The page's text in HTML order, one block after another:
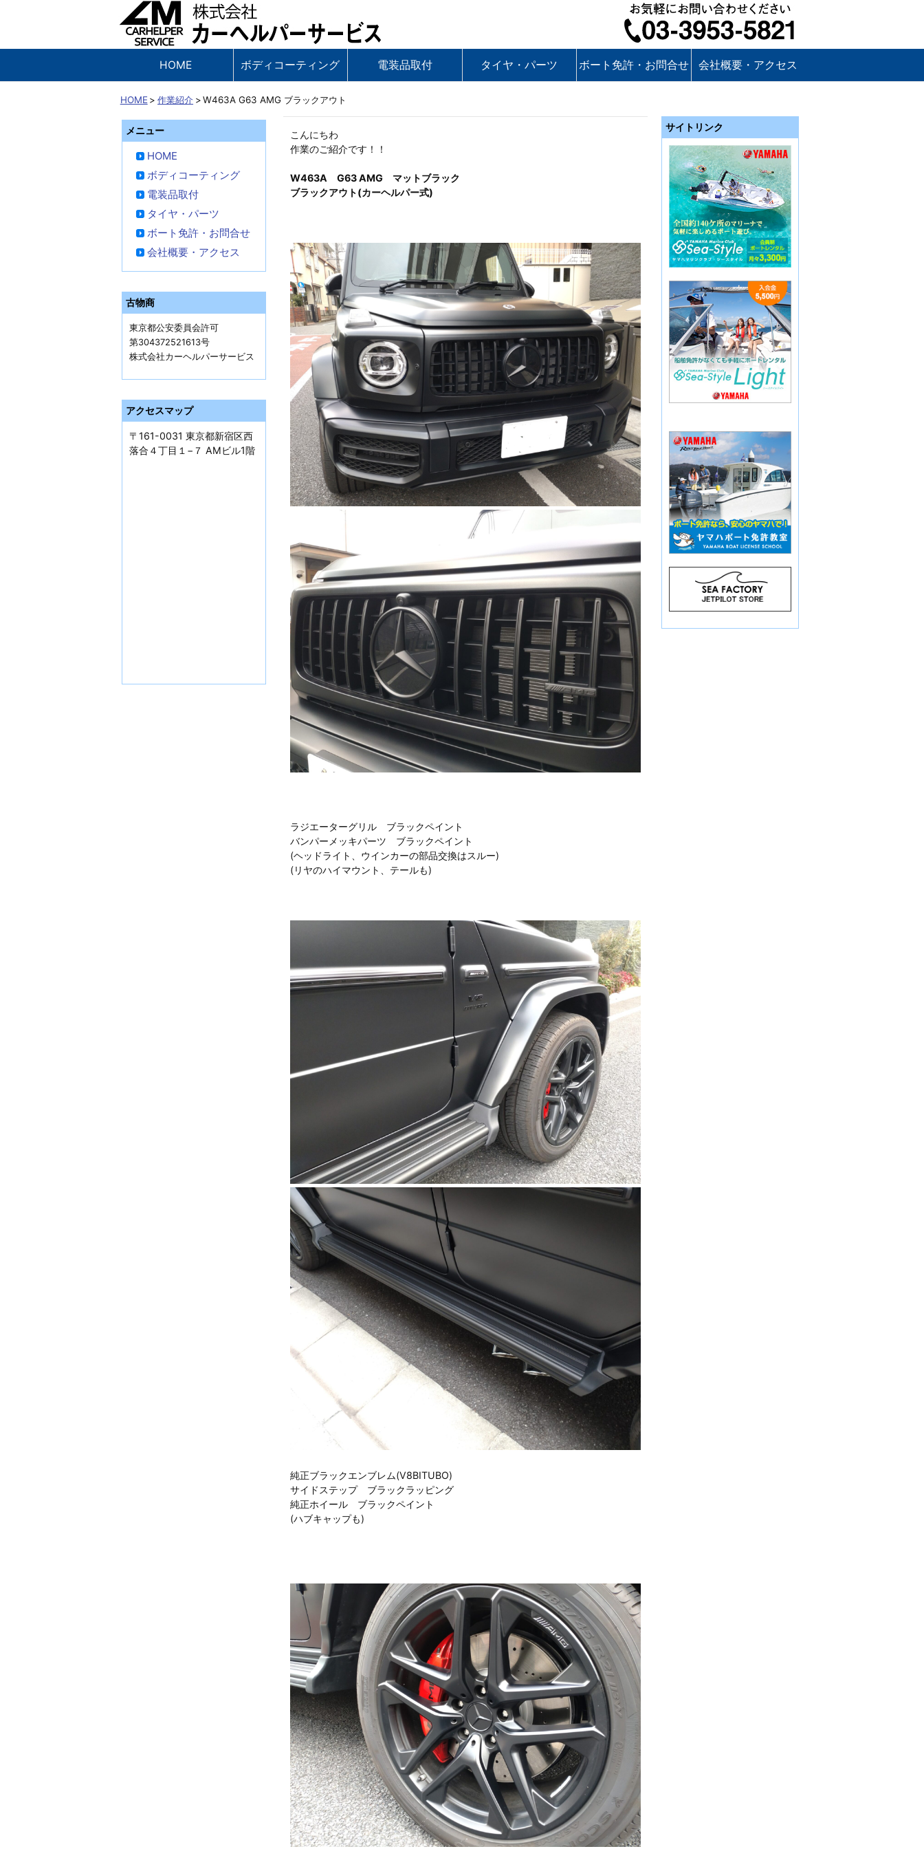
東京都新宿区西落合の中古車販売
株式会社カーヘルパーサービス
HOME ボディコーティング 電装品取付 タイヤ・パーツ ボート免許・お問合せ 会社概要・アクセス
HOME > 作業紹介 > W463A G63 AMG ブラックアウト
メニュー
HOME
ボディコーティング
電装品取付
タイヤ・パーツ
ボート免許・お問合せ
会社概要・アクセス
古物商
東京都公安委員会許可
第304372521613号
株式会社カーヘルパーサービス
アクセスマップ
〒161-0031 東京都新宿区西
落合４丁目１−７ AMビル1階
こんにちわ
作業のご紹介です！！
W463A G63 AMG マットブラック
ブラックアウト(カーヘルパー式)
ラジエーターグリル ブラックペイント
バンパーメッキパーツ ブラックペイント
(ヘッドライト、ウインカーの部品交換はスルー)
(リヤのハイマウント、テールも)
純正ブラックエンブレム(V8BITUBO)
サイドステップ ブラックラッピング
純正ホイール ブラックペイント
(ハブキャップも)
サイトリンク